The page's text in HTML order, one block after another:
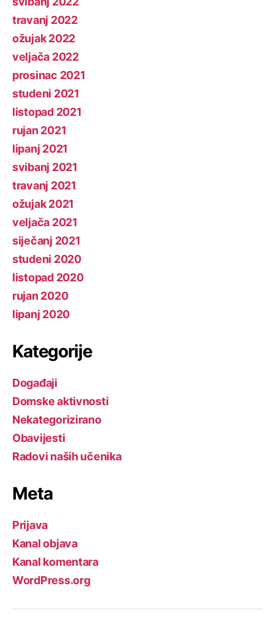
travanj 2022
ožujak 2022
veljača 2022
prosinac 2021
studeni 2021
listopad 2021
rujan 2021
lipanj 2021
svibanj 2021
travanj 2021
ožujak 2021
veljača 2021
siječanj 2021
studeni 2020
listopad 2020
rujan 2020
lipanj 2020
Kategorije
Događaji
Domske aktivnosti
Nekategorizirano
Obavijesti
Radovi naših učenika
Meta
Prijava
Kanal objava
Kanal komentara
WordPress.org